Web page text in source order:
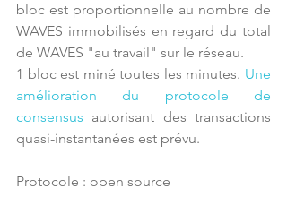
bloc est proportionnelle au nombre de
WAVES immobilisés en regard du total
de WAVES "au travail" sur le réseau.
1 bloc est miné toutes les minutes. Une
amélioration du protocole de
consensus autorisant des transactions
quasi-instantanées est prévu.
Protocole : open source